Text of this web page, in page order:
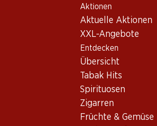
Aktionen
Aktuelle Aktionen
XXL-Angebote
Entdecken
Übersicht
Tabak Hits
Spirituosen
Zigarren
Früchte & Gemüse
Wein/Champagner
Wallis
Dôle Léon Foody Collection AOC Valais